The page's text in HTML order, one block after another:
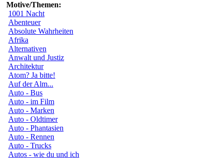
Motive/Themen:
1001 Nacht
Abenteuer
Absolute Wahrheiten
Afrika
Alternativen
Anwalt und Justiz
Architektur
Atom? Ja bitte!
Auf der Alm...
Auto - Bus
Auto - im Film
Auto - Marken
Auto - Oldtimer
Auto - Phantasien
Auto - Rennen
Auto - Trucks
Autos - wie du und ich